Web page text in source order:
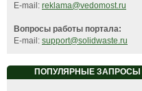
E-mail: reklama@vedomost.ru
Вопросы работы портала:
E-mail: support@solidwaste.ru
ПОПУЛЯРНЫЕ ЗАПРОСЫ